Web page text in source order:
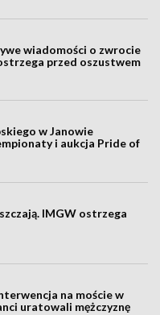
wiadomości o zwrocie
przed oszustwem
w Janowie
i aukcja Pride of
IMGW ostrzega
na moście w
uratowali mężczyznę